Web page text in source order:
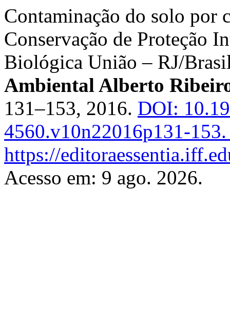
Contaminação do solo por
Conservação de Proteção
Biológica União – RJ/
Ambiental Alberto
131–153, 2016. DOI:
4560.v10n22016p131-153.
https://
Acesso em: 9 ago. 2026.